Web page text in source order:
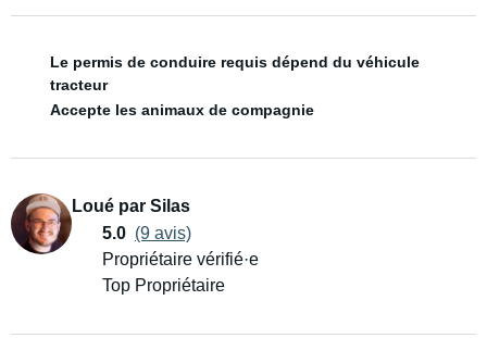
Le permis de conduire requis dépend du véhicule
tracteur
Accepte les animaux de compagnie
Loué par Silas
5.0 (9 avis)
Propriétaire vérifié·e
Top Propriétaire